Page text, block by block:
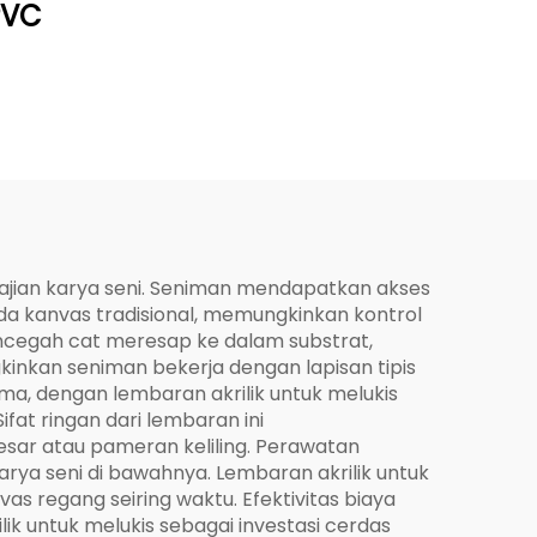
karya seni. Seniman mendapatkan akses
kanvas tradisional, memungkinkan kontrol
cat meresap ke dalam substrat,
seniman bekerja dengan lapisan tipis
dengan lembaran akrilik untuk melukis
ringan dari lembaran ini
atau pameran keliling. Perawatan
seni di bawahnya. Lembaran akrilik untuk
regang seiring waktu. Efektivitas biaya
untuk melukis sebagai investasi cerdas